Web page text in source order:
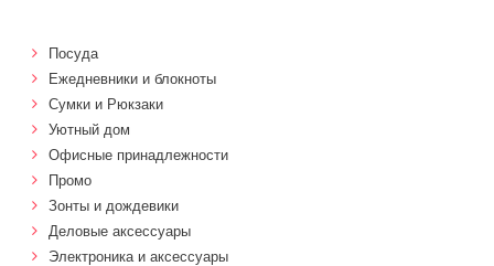
Посуда
Ежедневники и блокноты
Сумки и Рюкзаки
Уютный дом
Офисные принадлежности
Промо
Зонты и дождевики
Деловые аксессуары
Электроника и аксессуары